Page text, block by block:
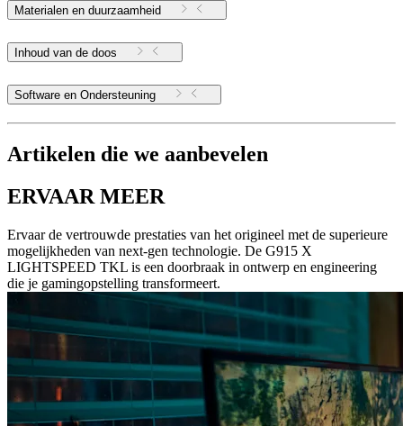
Materialen en duurzaamheid
Inhoud van de doos
Software en Ondersteuning
Artikelen die we aanbevelen
ERVAAR MEER
Ervaar de vertrouwde prestaties van het origineel met de superieure
mogelijkheden van next-gen technologie. De G915 X
LIGHTSPEED TKL is een doorbraak in ontwerp en engineering
die je gamingopstelling transformeert.